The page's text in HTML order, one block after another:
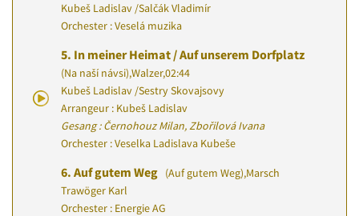
Kubeš Ladislav /Salčák Vladimír
Orchester : Veselá muzika
5. In meiner Heimat / Auf unserem Dorfplatz
(Na naší návsi),Walzer,02:44
Kubeš Ladislav /Sestry Skovajsovy
Arrangeur : Kubeš Ladislav
Gesang : Černohouz Milan, Zbořilová Ivana
Orchester : Veselka Ladislava Kubeše
6. Auf gutem Weg (Auf gutem Weg),Marsch
Trawöger Karl
Orchester : Energie AG